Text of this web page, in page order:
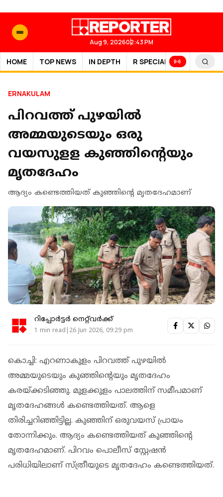
Aug 9, 202602:43 PM
HOME TOP NEWS IN DEPTH R SPECIAL SPORTS
ERNAKULAM
പിറവത്ത് പുഴയില്‍
അമ്മയുടെയും ഒരു
വയസുളള കുഞ്ഞിന്റെയും
മൃതദേഹം
ആദ്യം കണ്ടെത്തിയത് കുഞ്ഞിന്റെ മൃതദേഹമാണ്
റിപ്പോർട്ടർ നെറ്റ്‌വര്‍ക്ക്‌
1 min read|26 Jun 2026, 09:29 pm
കൊച്ചി: എറണാകുളം പിറവത്ത് പുഴയില്‍
അമ്മയുടെയും കുഞ്ഞിന്റെയും മൃതദേഹം
കരയ്ക്കടിഞ്ഞു. മുളക്കുളം പാലത്തിന് സമീപമാണ്
മൃതദേഹങ്ങള്‍ കണ്ടെത്തിയത്. ആളെ
തിരിച്ചറിഞ്ഞിട്ടില്ല. കുഞ്ഞിന് ഒരുവയസ് പ്രായം
തോന്നിക്കും. ആദ്യം കണ്ടെത്തിയത് കുഞ്ഞിന്റെ
മൃതദേഹമാണ്. പിറവം പൊലീസ് സ്റ്റേഷന്‍
പരിധിയിലാണ് സ്ത്രീയുടെ മൃതദേഹം കണ്ടെത്തിയത്.